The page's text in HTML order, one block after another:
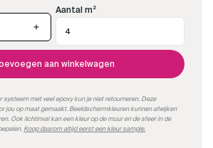
Aantal m²
aan winkelwagen
systeem met veel epoxy kun je niet retourneren. Deze
jou op maat gemaakt. Beeldschermkleuren kunnen afwijken
Ook lichtinval kan een kleur op de muur en de sfeer in de
Koop daarom altijd eerst een kleur sample.